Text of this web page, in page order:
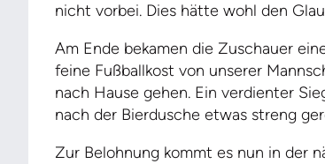
nicht vorbei. Dies hätte wohl den
Am Ende bekamen die Zuschauer
feine Fußballkost von unserer
nach Hause gehen. Ein verdienter
nach der Bierdusche etwas streng
Zur Belohnung kommt es nun in der